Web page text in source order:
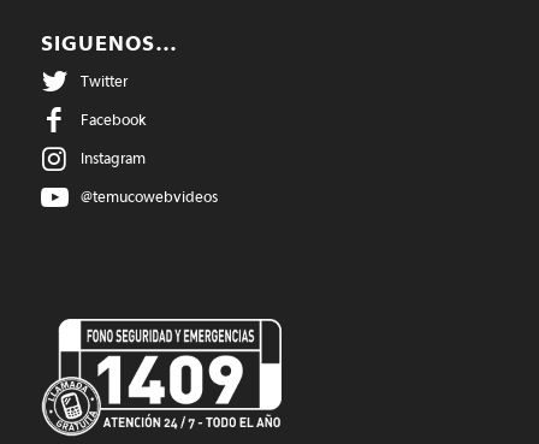
SIGUENOS…
Twitter
Facebook
Instagram
@temucowebvideos